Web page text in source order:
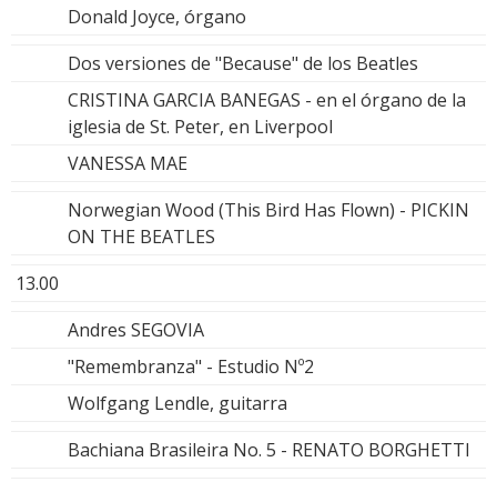
Donald Joyce, órgano
Dos versiones de "Because" de los Beatles
CRISTINA GARCIA BANEGAS - en el órgano de la
iglesia de St. Peter, en Liverpool
VANESSA MAE
Norwegian Wood (This Bird Has Flown) - PICKIN
ON THE BEATLES
13.00
Andres SEGOVIA
"Remembranza" - Estudio Nº2
Wolfgang Lendle, guitarra
Bachiana Brasileira No. 5 - RENATO BORGHETTI